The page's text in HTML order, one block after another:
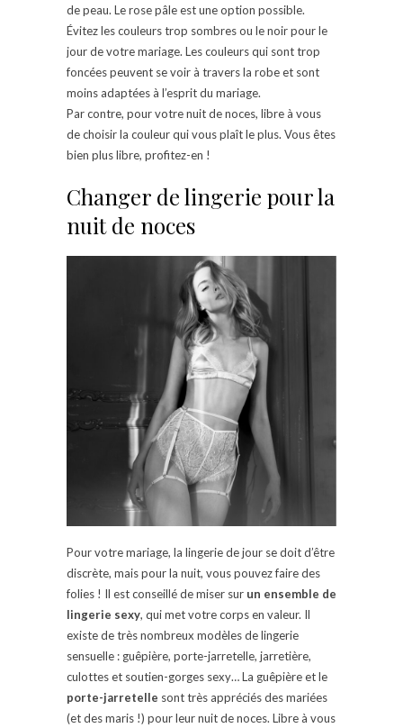
de peau. Le rose pâle est une option possible.
Évitez les couleurs trop sombres ou le noir pour le
jour de votre mariage. Les couleurs qui sont trop
foncées peuvent se voir à travers la robe et sont
moins adaptées à l’esprit du mariage.
Par contre, pour votre nuit de noces, libre à vous
de choisir la couleur qui vous plaît le plus. Vous êtes
bien plus libre, profitez-en !
Changer de lingerie pour la
nuit de noces
Pour votre mariage, la lingerie de jour se doit d’être
discrète, mais pour la nuit, vous pouvez faire des
folies ! Il est conseillé de miser sur un ensemble de
lingerie sexy, qui met votre corps en valeur. Il
existe de très nombreux modèles de lingerie
sensuelle : guêpière, porte-jarretelle, jarretière,
culottes et soutien-gorges sexy… La guêpière et le
porte-jarretelle sont très appréciés des mariées
(et des maris !) pour leur nuit de noces. Libre à vous